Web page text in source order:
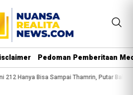
Pedoman Pemberitaan
Sampai Thamrin, Putar Balik ke HI Sambil